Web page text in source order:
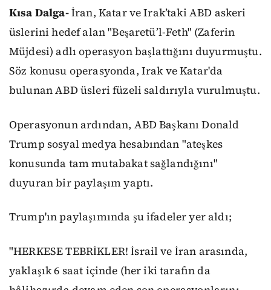
Kısa Dalga-İran, Katar ve Irak’taki ABD askeri
üslerini hedef alan "Beşaretü’l-Feth" (Zaferin
Müjdesi) adlı operasyon başlattığını duyurmuştu.
Söz konusu operasyonda, Irak ve Katar'da
bulunan ABD üsleri füzeli saldırıyla vurulmuştu.
Operasyonun ardından, ABD Başkanı Donald
Trump sosyal medya hesabından "ateşkes
konusunda tam mutabakat sağlandığını"
duyuran bir paylaşım yaptı.
Trump'ın paylaşımında şu ifadeler yer aldı;
"HERKESE TEBRİKLER! İsrail ve İran arasında,
yaklaşık 6 saat içinde (her iki tarafın da